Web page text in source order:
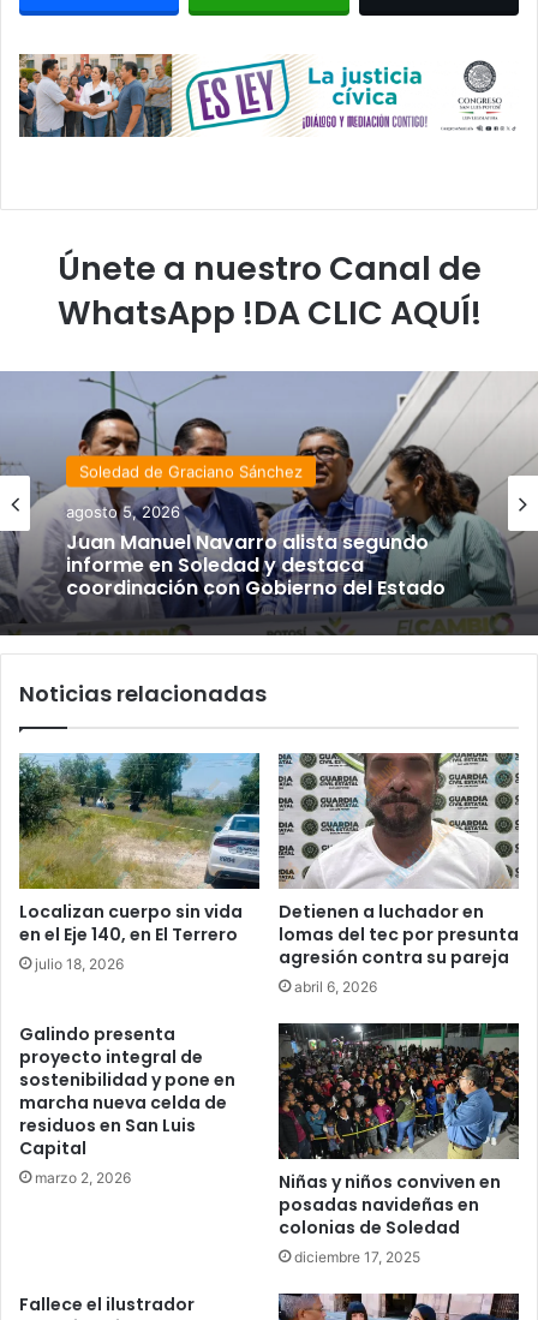
Únete a nuestro Canal de
WhatsApp !DA CLIC AQUÍ!
Soledad de Graciano Sánchez
agosto 5, 2026
Juan Manuel Navarro alista segundo
informe en Soledad y destaca
coordinación con Gobierno del Estado
Noticias relacionadas
Localizan cuerpo sin vida
en el Eje 140, en El Terrero
julio 18, 2026
Detienen a luchador en
lomas del tec por presunta
agresión contra su pareja
abril 6, 2026
Galindo presenta
proyecto integral de
sostenibilidad y pone en
marcha nueva celda de
residuos en San Luis
Capital
marzo 2, 2026
Niñas y niños conviven en
posadas navideñas en
colonias de Soledad
diciembre 17, 2025
Fallece el ilustrador